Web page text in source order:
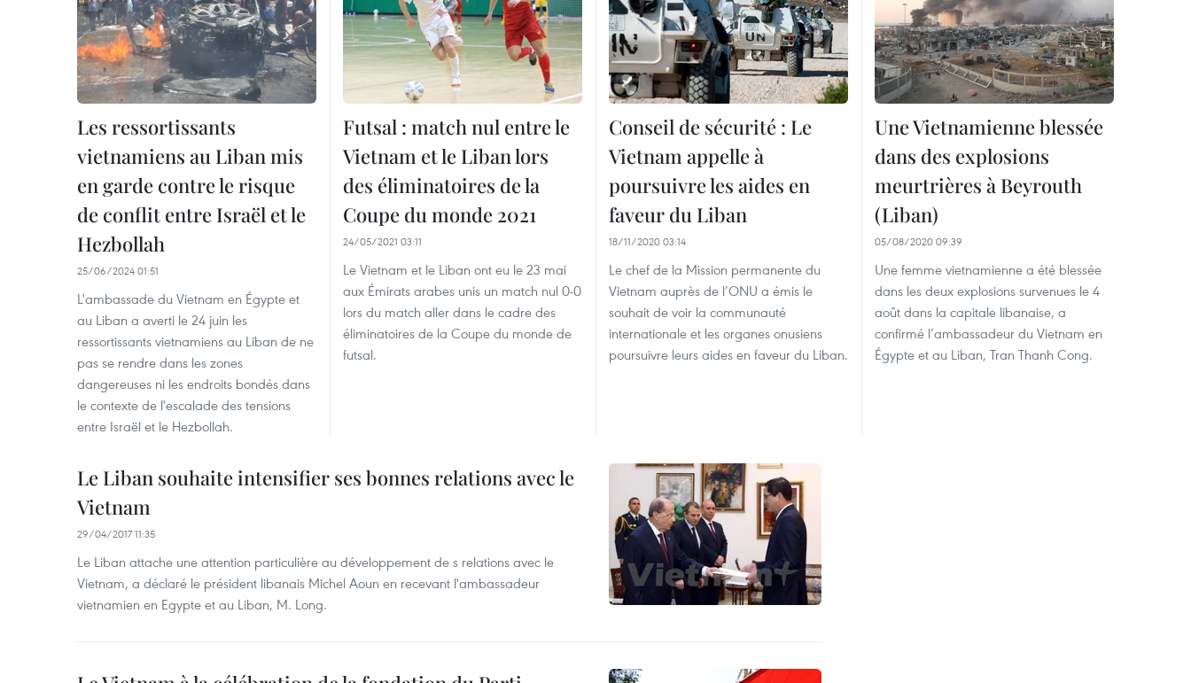
Les ressortissants
vietnamiens au Liban mis
en garde contre le risque
de conflit entre Israël et le
Hezbollah
25/06/2024 01:51
L'ambassade du Vietnam en Égypte et
au Liban a averti le 24 juin les
ressortissants vietnamiens au Liban de ne
pas se rendre dans les zones
dangereuses ni les endroits bondés dans
le contexte de l'escalade des tensions
entre Israël et le Hezbollah.
Futsal : match nul entre le
Vietnam et le Liban lors
des éliminatoires de la
Coupe du monde 2021
24/05/2021 03:11
Le Vietnam et le Liban ont eu le 23 mai
aux Émirats arabes unis un match nul 0-0
lors du match aller dans le cadre des
éliminatoires de la Coupe du monde de
futsal.
Conseil de sécurité : Le
Vietnam appelle à
poursuivre les aides en
faveur du Liban
18/11/2020 03:14
Le chef de la Mission permanente du
Vietnam auprès de l’ONU a émis le
souhait de voir la communauté
internationale et les organes onusiens
poursuivre leurs aides en faveur du Liban.
Une Vietnamienne blessée
dans des explosions
meurtrières à Beyrouth
(Liban)
05/08/2020 09:39
Une femme vietnamienne a été blessée
dans les deux explosions survenues le 4
août dans la capitale libanaise, a
confirmé l’ambassadeur du Vietnam en
Égypte et au Liban, Tran Thanh Cong.
Le Liban souhaite intensifier ses bonnes relations avec le
Vietnam
29/04/2017 11:35
Le Liban attache une attention particulière au développement de s relations avec le
Vietnam, a déclaré le président libanais Michel Aoun en recevant l'ambassadeur
vietnamien en Egypte et au Liban, M. Long.